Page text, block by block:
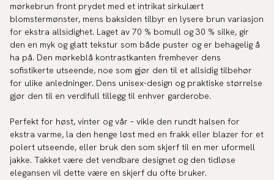
mørkebrun front prydet med et intrikat sirkulært
blomstermønster, mens baksiden tilbyr en lysere brun variasjon
for ekstra allsidighet. Laget av 70 % bomull og 30 % silke, gir
den en myk og glatt tekstur som både puster og er behagelig å
ha på. Den mørkeblå kontrastkanten fremhever dens
sofistikerte utseende, noe som gjør den til et allsidig tilbehør
for ulike anledninger. Dens unisex-design og praktiske størrelse
gjør den til en verdifull tillegg til enhver garderobe.
Perfekt for høst, vinter og vår – vikle den rundt halsen for
ekstra varme, la den henge løst med en frakk eller blazer for et
polert utseende, eller bruk den som skjerf til en mer uformell
jakke. Takket være det vendbare designet og den tidløse
elegansen vil dette være en skjerf du ofte bruker.